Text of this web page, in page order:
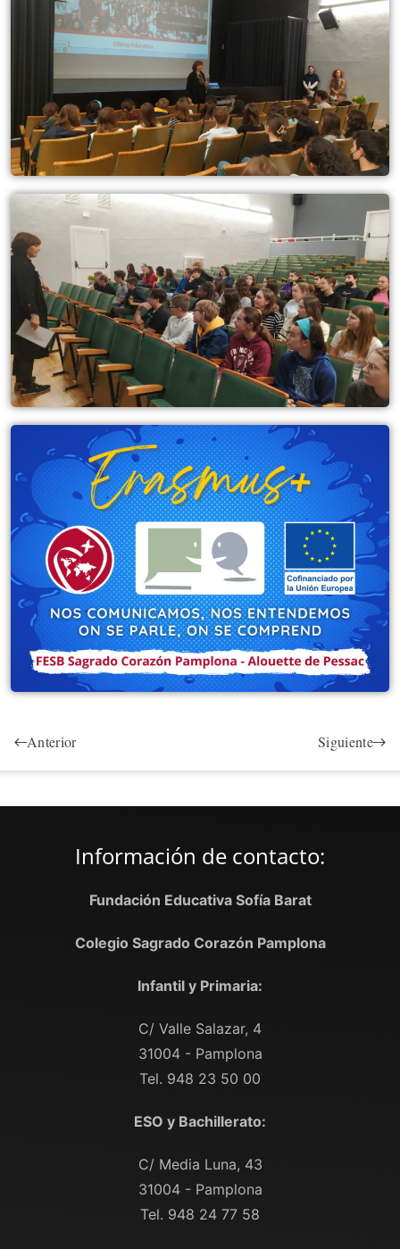
Anterior Siguiente
Información de contacto:
Fundación Educativa Sofía Barat
Colegio Sagrado Corazón Pamplona
Infantil y Primaria:
C/ Valle Salazar, 4
31004 - Pamplona
Tel. 948 23 50 00
ESO y Bachillerato:
C/ Media Luna, 43
31004 - Pamplona
Tel. 948 24 77 58